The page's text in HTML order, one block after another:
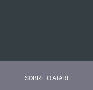
SOBRE O ATARI